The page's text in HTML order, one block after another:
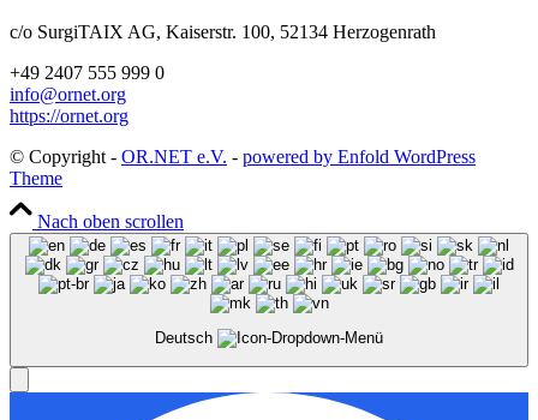
c/o SurgiTAIX AG, Kaiserstr. 100, 52134 Herzogenrath
+49 2407 555 999 0
info@ornet.org
https://ornet.org
© Copyright - OR.NET e.V. - powered by Enfold WordPress
Theme
Nach oben scrollen
Deutsch